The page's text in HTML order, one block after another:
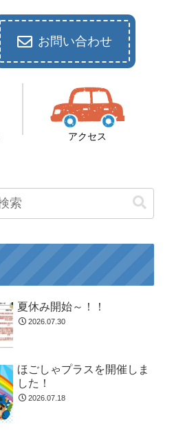
お問い合わせ
アクセス
夏休み開始～！！
2026.07.30
ほごしゃプラスを開催しま
した！
2026.07.18